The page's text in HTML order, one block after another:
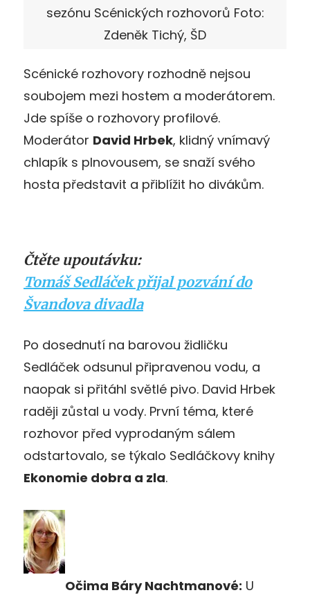
sezónu Scénických rozhovorů Foto:
Zdeněk Tichý, ŠD
Scénické rozhovory rozhodně nejsou
soubojem mezi hostem a moderátorem.
Jde spíše o rozhovory profilové.
Moderátor David Hrbek, klidný vnímavý
chlapík s plnovousem, se snaží svého
hosta představit a přiblížit ho divákům.
Čtěte upoutávku:
Tomáš Sedláček přijal pozvání do
Švandova divadla
Po dosednutí na barovou židličku
Sedláček odsunul připravenou vodu, a
naopak si přitáhl světlé pivo. David Hrbek
raději zůstal u vody. První téma, které
rozhovor před vyprodaným sálem
odstartovalo, se týkalo Sedláčkovy knihy
Ekonomie dobra a zla.
Očima Báry Nachtmanové: U